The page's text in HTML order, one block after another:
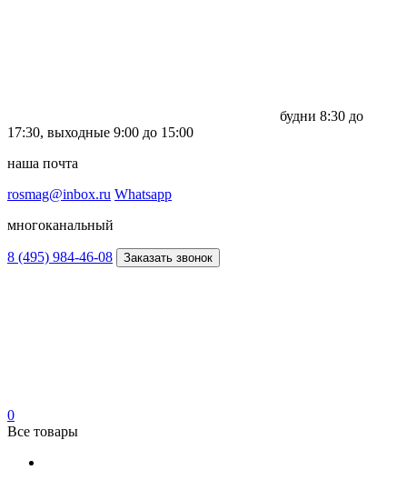
будни 8:30 до
17:30, выходные 9:00 до 15:00
наша почта
rosmag@inbox.ru Whatsapp
многоканальный
8 (495) 984-46-08 Заказать звонок
0
Все товары